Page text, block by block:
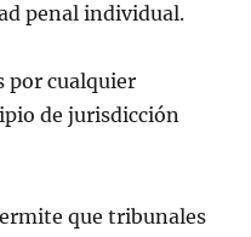
penal individual.
por cualquier
de jurisdicción
que tribunales